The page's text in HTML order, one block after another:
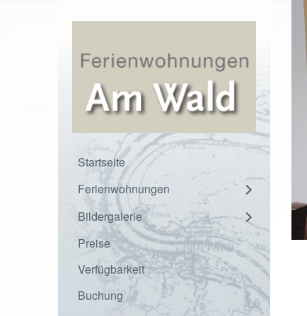
Startseite
Ferienwohnungen
Bildergalerie
Preise
Verfügbarkeit
Buchung